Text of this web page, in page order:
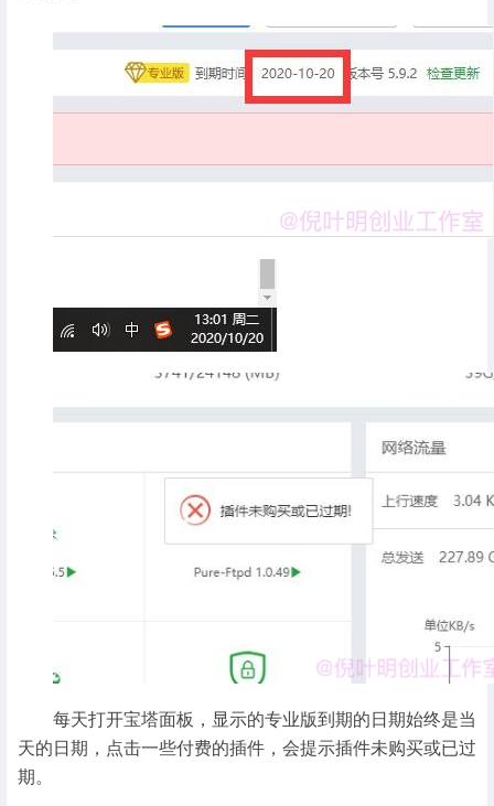
每天打开宝塔面板，显示的专业版到期的日期始终是当
天的日期，点击一些付费的插件，会提示插件未购买或已过
期。